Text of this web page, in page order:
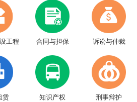
工程 合同与担保 诉讼与仲裁
赁 知识产权 刑事辩护